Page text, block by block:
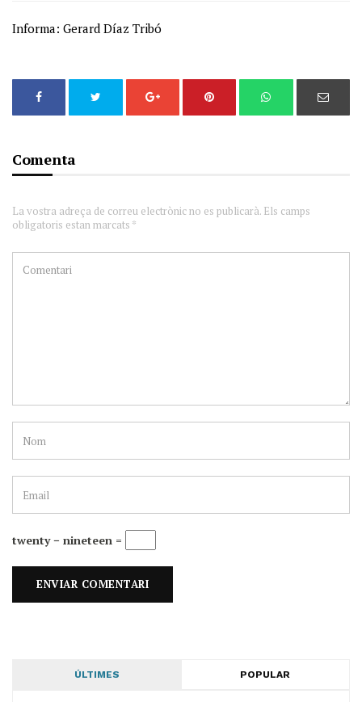
Informa: Gerard Díaz Tribó
Comenta
La vostra adreça de correu electrònic no es publicarà. Els camps
obligatoris estan marcats *
twenty − nineteen =
ÚLTIMES POPULAR